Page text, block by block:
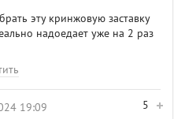
эту кринжовую заставку
надоедает уже на 2 раз
5
19:09